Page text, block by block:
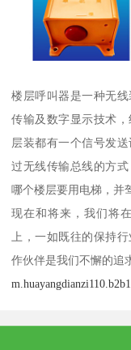
楼层呼叫器是一种无
传输及数字显示技术
层装都有一个信号发
过无线传输总线的方
哪个楼层要用电梯，并
现在和将来，我们将
上，一如既往的保持
作伙伴是我们不懈的追